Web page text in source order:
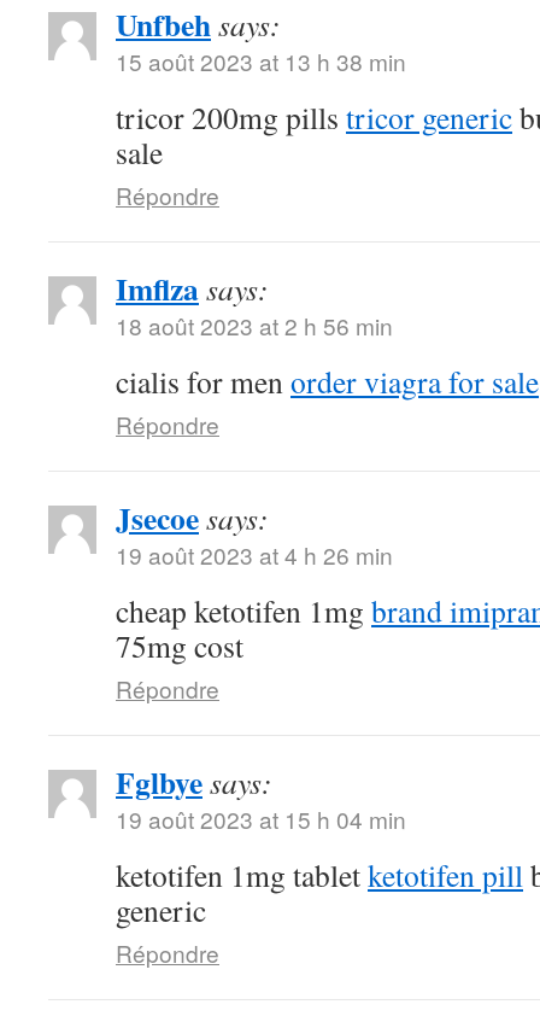
Unfbehsays:
15 août 2023 at 13 h 38 min
tricor 200mg pills tricor generic
sale
Répondre
Imflzasays:
18 août 2023 at 2 h 56 min
cialis for menorder viagra for sale
Répondre
Jsecoesays:
19 août 2023 at 4 h 26 min
cheap ketotifen 1mg brand
75mg cost
Répondre
Fglbyesays:
19 août 2023 at 15 h 04 min
ketotifen 1mg tabletketotifen pill
generic
Répondre